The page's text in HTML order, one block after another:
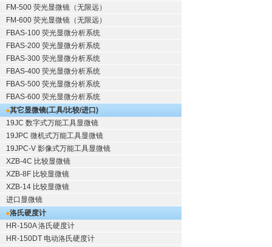
FM-500 荧光显微镜（无限远）
FM-600 荧光显微镜（无限远）
FBAS-100 荧光显微分析系统
FBAS-200 荧光显微分析系统
FBAS-300 荧光显微分析系统
FBAS-400 荧光显微分析系统
FBAS-500 荧光显微分析系统
FBAS-600 荧光显微分析系统
其它显微镜(工具/比较/进口)
19JC 数字式万能工具显微镜
19JPC 微机式万能工具显微镜
19JPC-V 影像式万能工具显微镜
XZB-4C 比较显微镜
XZB-8F 比较显微镜
XZB-14 比较显微镜
进口显微镜
洛氏硬度计
HR-150A 洛氏硬度计
HR-150DT 电动洛氏硬度计